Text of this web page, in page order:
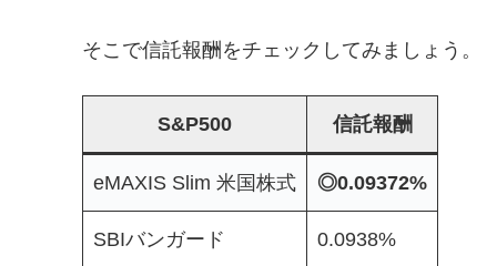
そこで信託報酬をチェックしてみましょう。
S&P500 信託報酬
eMAXIS Slim 米国株式 ◎0.09372%
SBIバンガード 0.0938%